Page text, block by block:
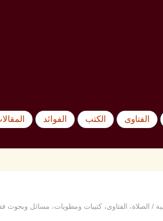
الفتاوى الكتب الفوائد
/ الصلاة، الفتاوى، كتيبات ومطويات، مسائل وبحوث